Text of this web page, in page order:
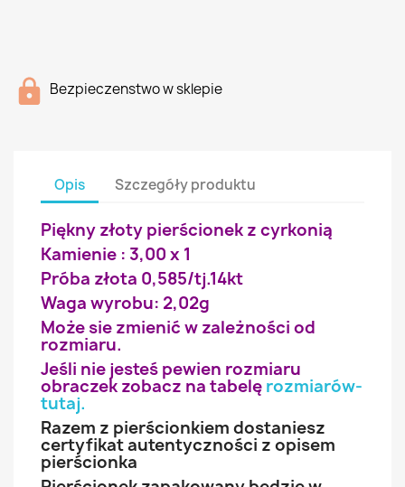
Bezpieczenstwo w sklepie
Opis Szczegóły produktu
Piękny złoty pierścionek z cyrkonią
Kamienie : 3,00 x 1
Próba złota 0,585/tj.14kt
Waga wyrobu: 2,02g
Może sie zmienić w zależności od
rozmiaru.
Jeśli nie jesteś pewien rozmiaru
obraczek zobacz na tabelę rozmiarów-
tutaj.
Razem z pierścionkiem dostaniesz
certyfikat autentyczności z opisem
pierścionka